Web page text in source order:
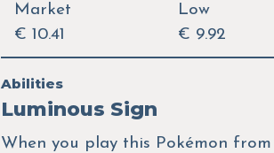
Market
€ 10.41
Low
€ 9.92
Abilities
Luminous Sign
When you play this Pokémon